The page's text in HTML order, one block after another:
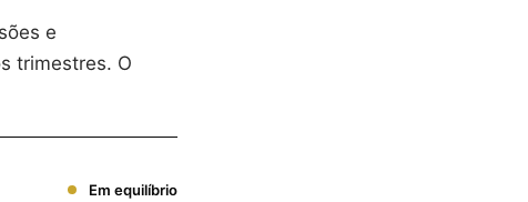
e
trimestres. O
Em equilíbrio